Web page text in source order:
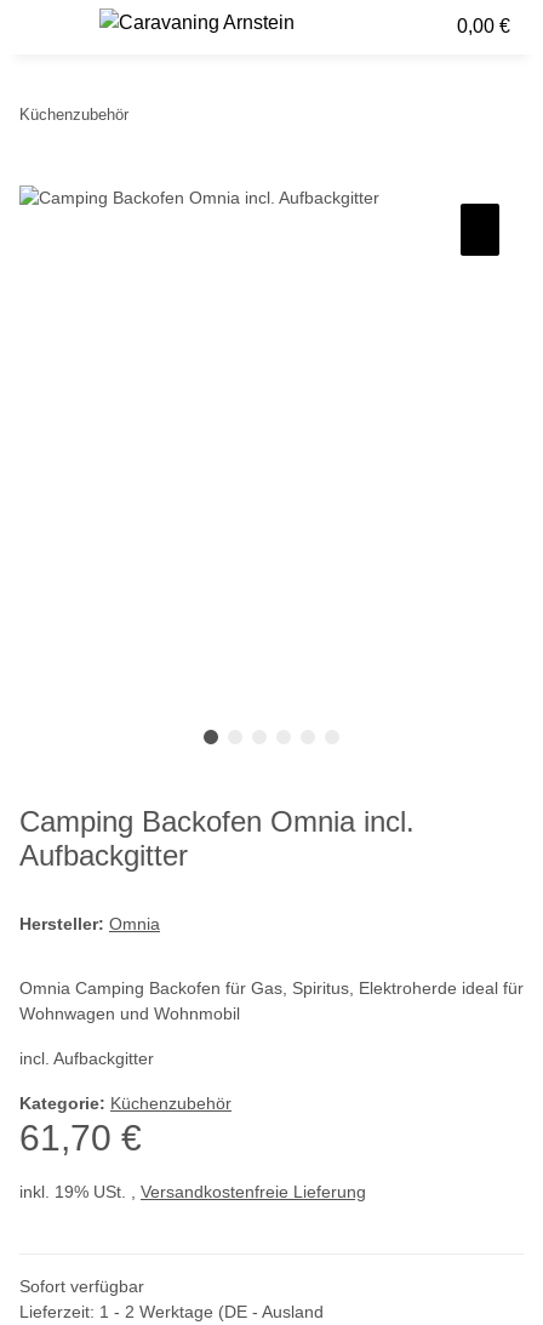
0,00 €
Küchenzubehör
Camping Backofen Omnia incl.
Aufbackgitter
Hersteller: Omnia
Omnia Camping Backofen für Gas, Spiritus, Elektroherde ideal für
Wohnwagen und Wohnmobil
incl. Aufbackgitter
Kategorie: Küchenzubehör
61,70 €
inkl. 19% USt. , Versandkostenfreie Lieferung
Sofort verfügbar
Lieferzeit: 1 - 2 Werktage (DE - Ausland